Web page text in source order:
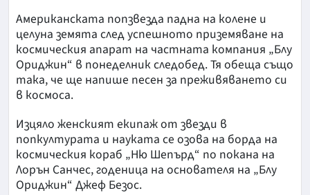
Американската попзвезда падна на колене и
целуна земята след успешното приземяване на
космическия апарат на частната компания „Блу
Ориджин“ в понеделник следобед. Тя обеща също
така, че ще напише песен за преживяването си
в космоса.
Изцяло женският екипаж от звезди в
попкултурата и науката се озова на борда на
космическия кораб „Ню Шепърд“ по покана на
Лорън Санчес, годеница на основателя на „Блу
Ориджин“ Джеф Безос.